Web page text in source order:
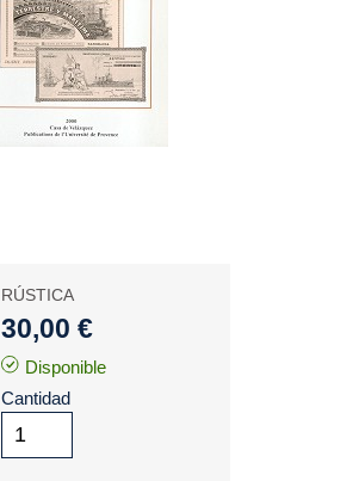
RÚSTICA
30,00 €
Disponible
Cantidad